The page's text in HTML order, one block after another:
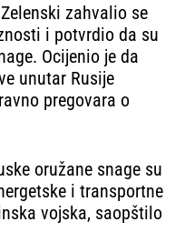
zahvalio se
i potvrdio da su
Ocijenio je da
unutar Rusije
pregovara o
oružane snage su
i transportne
vojska, saopštilo